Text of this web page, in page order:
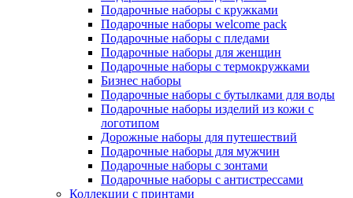
Подарочные наборы с кружками
Подарочные наборы welcome pack
Подарочные наборы с пледами
Подарочные наборы для женщин
Подарочные наборы с термокружками
Бизнес наборы
Подарочные наборы с бутылками для воды
Подарочные наборы изделий из кожи с
логотипом
Дорожные наборы для путешествий
Подарочные наборы для мужчин
Подарочные наборы с зонтами
Подарочные наборы с антистрессами
Коллекции с принтами